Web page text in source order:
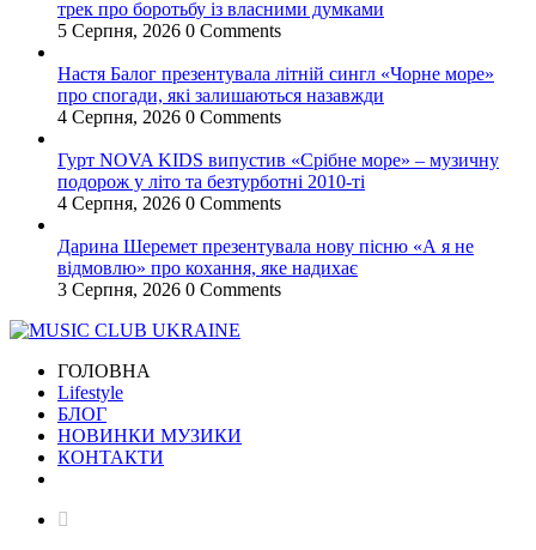
трек про боротьбу із власними думками
5 Серпня, 2026 0 Comments
Настя Балог презентувала літній сингл «Чорне море»
про спогади, які залишаються назавжди
4 Серпня, 2026 0 Comments
Гурт NOVA KIDS випустив «Срібне море» – музичну
подорож у літо та безтурботні 2010-ті
4 Серпня, 2026 0 Comments
Дарина Шеремет презентувала нову пісню «А я не
відмовлю» про кохання, яке надихає
3 Серпня, 2026 0 Comments
ГОЛОВНА
Lifestyle
БЛОГ
НОВИНКИ МУЗИКИ
КОНТАКТИ